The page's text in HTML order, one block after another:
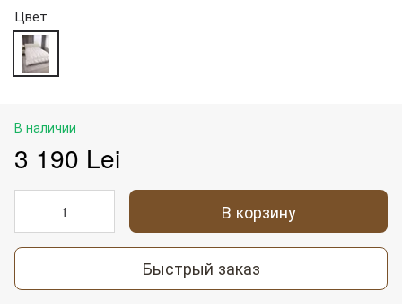
Цвет
В наличии
3 190 Lei
В корзину
Быстрый заказ